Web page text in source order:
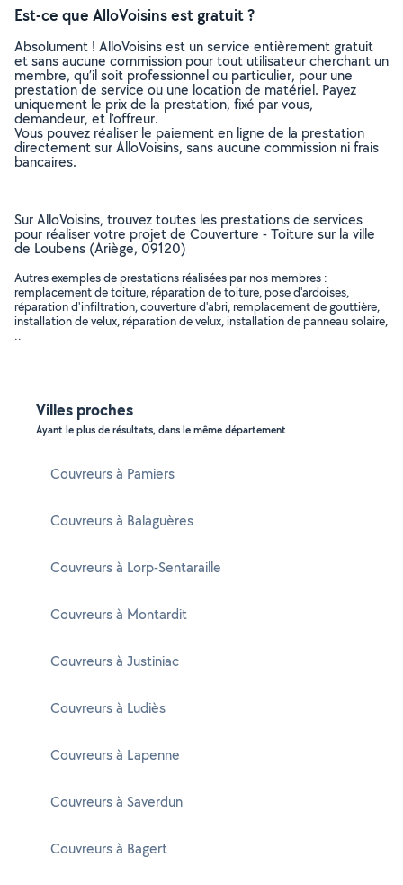
Est-ce que AlloVoisins est gratuit ?
Absolument ! AlloVoisins est un service entièrement gratuit
et sans aucune commission pour tout utilisateur cherchant un
membre, qu’il soit professionnel ou particulier, pour une
prestation de service ou une location de matériel. Payez
uniquement le prix de la prestation, fixé par vous,
demandeur, et l’offreur.
Vous pouvez réaliser le paiement en ligne de la prestation
directement sur AlloVoisins, sans aucune commission ni frais
bancaires.
Sur AlloVoisins, trouvez toutes les prestations de services
pour réaliser votre projet de Couverture - Toiture sur la ville
de Loubens (Ariège, 09120)
Autres exemples de prestations réalisées par nos membres :
remplacement de toiture, réparation de toiture, pose d'ardoises,
réparation d'infiltration, couverture d'abri, remplacement de gouttière,
installation de velux, réparation de velux, installation de panneau solaire,
..
Villes proches
Ayant le plus de résultats, dans le même département
Couvreurs à Pamiers
Couvreurs à Balaguères
Couvreurs à Lorp-Sentaraille
Couvreurs à Montardit
Couvreurs à Justiniac
Couvreurs à Ludiès
Couvreurs à Lapenne
Couvreurs à Saverdun
Couvreurs à Bagert